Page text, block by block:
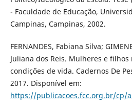
- Faculdade de Educação,
Campinas, Campinas, 2002.
FERNANDES, Fabiana Silva;
Juliana dos Reis. Mulheres e
condições de vida. Cadernos De
2017. Disponível em:
https://publicacoes.fcc.org.br/cp/